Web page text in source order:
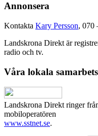
Annonsera
Kontakta Kary Persson, 070
Landskrona Direkt är
radio och tv.
Våra lokala
Landskrona Direkt ringer
mobiloperatören
www.sstnet.se.